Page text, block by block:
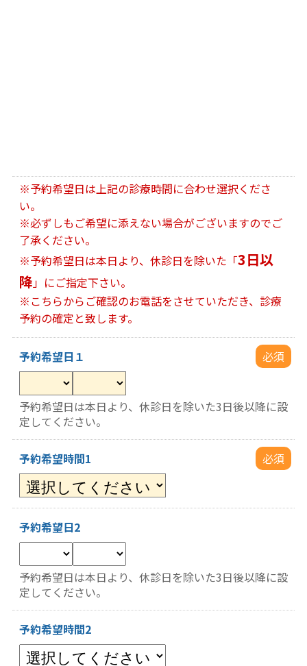
※予約希望日は上記の診療時間に合わせ選択くださ
い。
※必ずしもご希望に添えない場合がございますのでご
了承ください。
※予約希望日は本日より、休診日を除いた「3日以
降 」にご指定下さい。
※こちらからご確認のお電話をさせていただき、診療
予約の確定と致します。
予約希望日１ 必須
予約希望日は本日より、休診日を除いた3日後以降に設
定してください。
予約希望時間1 必須
予約希望日2
予約希望日は本日より、休診日を除いた3日後以降に設
定してください。
予約希望時間2